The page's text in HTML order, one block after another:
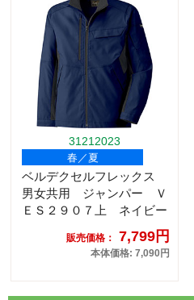
31212023
春／夏
ベルデクセルフレックス
男女共用 ジャンパー Ｖ
ＥＳ２９０７上 ネイビー
販売価格： 7,799円
本体価格: 7,090円